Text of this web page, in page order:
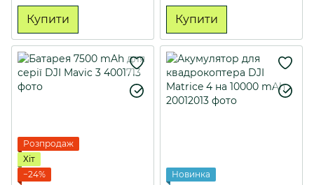
Купити Купити
Розпродаж
Хіт
−24%
Новинка